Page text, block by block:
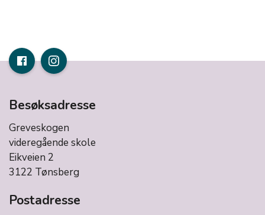
Besøksadresse
Greveskogen
videregående skole
Eikveien 2
3122 Tønsberg
Postadresse